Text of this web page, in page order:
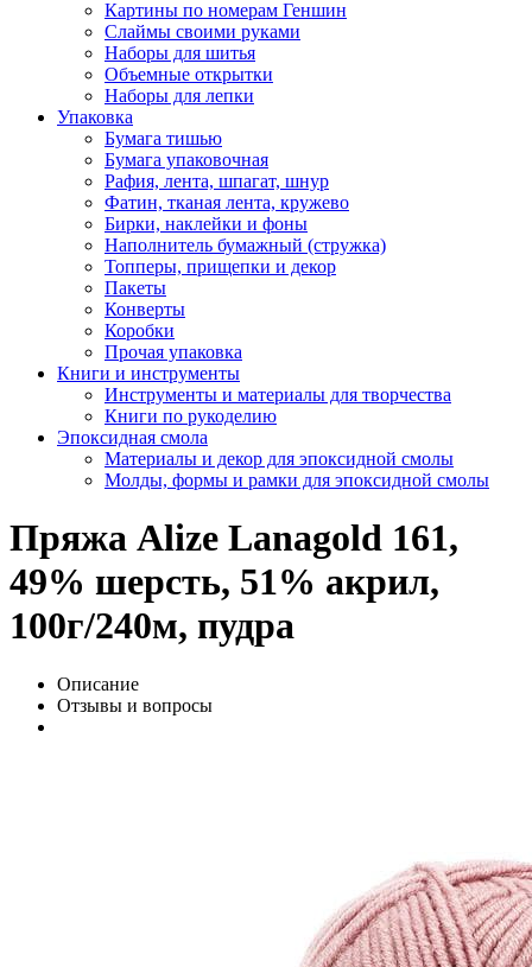
Картины по номерам Геншин
Слаймы своими руками
Наборы для шитья
Объемные открытки
Наборы для лепки
Упаковка
Бумага тишью
Бумага упаковочная
Рафия, лента, шпагат, шнур
Фатин, тканая лента, кружево
Бирки, наклейки и фоны
Наполнитель бумажный (стружка)
Топперы, прищепки и декор
Пакеты
Конверты
Коробки
Прочая упаковка
Книги и инструменты
Инструменты и материалы для творчества
Книги по рукоделию
Эпоксидная смола
Материалы и декор для эпоксидной смолы
Молды, формы и рамки для эпоксидной смолы
Пряжа Alize Lanagold 161,
49% шерсть, 51% акрил,
100г/240м, пудра
Описание
Отзывы и вопросы